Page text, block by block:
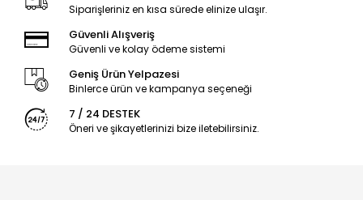
Siparişleriniz en kısa sürede elinize ulaşır.
Güvenli Alışveriş
Güvenli ve kolay ödeme sistemi
Geniş Ürün Yelpazesi
Binlerce ürün ve kampanya seçeneği
7 / 24 DESTEK
Öneri ve şikayetlerinizi bize iletebilirsiniz.